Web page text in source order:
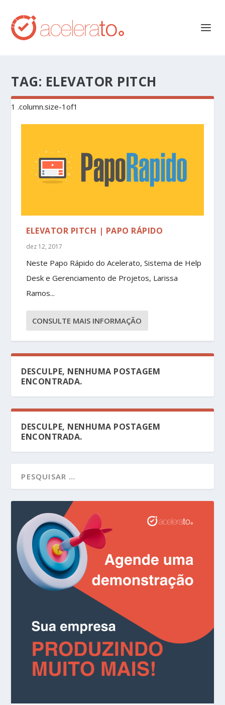
TAG: ELEVATOR PITCH
ELEVATOR PITCH | PAPO RÁPIDO
dez 12, 2017
Neste Papo Rápido do Acelerato, Sistema de Help
Desk e Gerenciamento de Projetos, Larissa
Ramos...
CONSULTE MAIS INFORMAÇÃO
DESCULPE, NENHUMA POSTAGEM
ENCONTRADA.
DESCULPE, NENHUMA POSTAGEM
ENCONTRADA.